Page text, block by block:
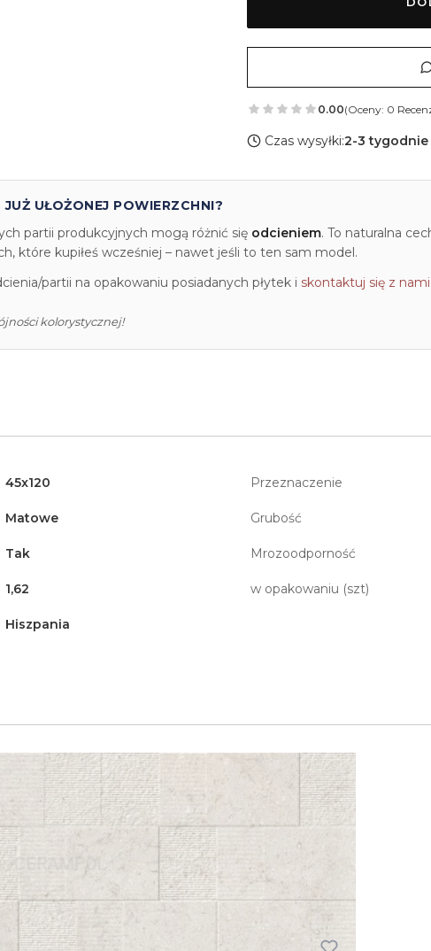
0.00(Oceny: 0
Czas wysyłki:2-3 tygodnie
UŁOŻONEJ POWIERZCHNI?
partii produkcyjnych mogą różnić się odcieniem. To naturalna
które kupiłeś wcześniej – nawet jeśli to ten sam model.
partii na opakowaniu posiadanych płytek i skontaktuj się z nami
kolorystycznej!
45x120 Przeznaczenie
Matowe Grubość
Tak Mrozoodporność
1,62 w opakowaniu (szt)
Hiszpania